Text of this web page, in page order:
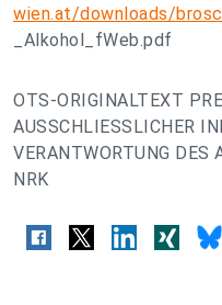
wien.at/downloads/
_Alkohol_fWeb.pdf
OTS-ORIGINALTEXT
AUSSCHLIESSLICHER
VERANTWORTUNG DES
NRK